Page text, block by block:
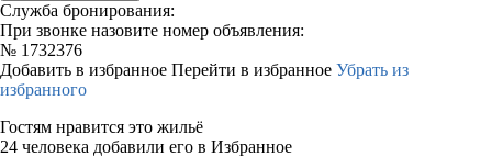
Служба бронирования:
При звонке назовите номер объявления:
№ 1732376
Добавить в избранное Перейти в избранное Убрать из
избранного
Гостям нравится это жильё
24 человека добавили его в Избранное